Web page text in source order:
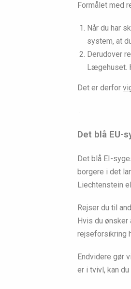
Formålet med
Når du har
system, at
Derudover
Lægehuset.
Det er derfor
Det blå EU-
Det blå EI-
borgere i det
Liechtenstein
Rejser du til
Hvis du
rejseforsikring
Endvidere gør
er i tvivl, kan